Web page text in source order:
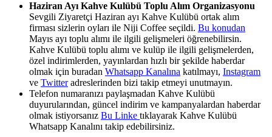
Haziran Ayı Kahve Kulübü Toplu Alım Organizasyonu
Sevgili Ziyaretçi Haziran ayı Kahve Kulübü ortak alım
firması sizlerin oyları ile Niji Coffee seçildi. Bu konudan
Mayıs ayı toplu alımı ile ilgili gelişmeleri öğrenebilirsin.
Kahve Kulübü toplu alımı ve kulüp ile ilgili gelişmelerden,
özel indirimlerden, yayınlardan hızlı bir şekilde haberdar
olmak için buradan Whatsapp Kanalına katılmayı, Instagram
ve Twitteradreslerinden bizi takip etmeyi unutmayın.
Telefon numaranızı paylaşmadan Kahve Kulübü
duyurularından, güncel indirim ve kampanyalardan haberdar
olmak istiyorsanız Bu Linke tıklayarak Kahve Kulübü
Whatsapp Kanalını takip edebilirsiniz.